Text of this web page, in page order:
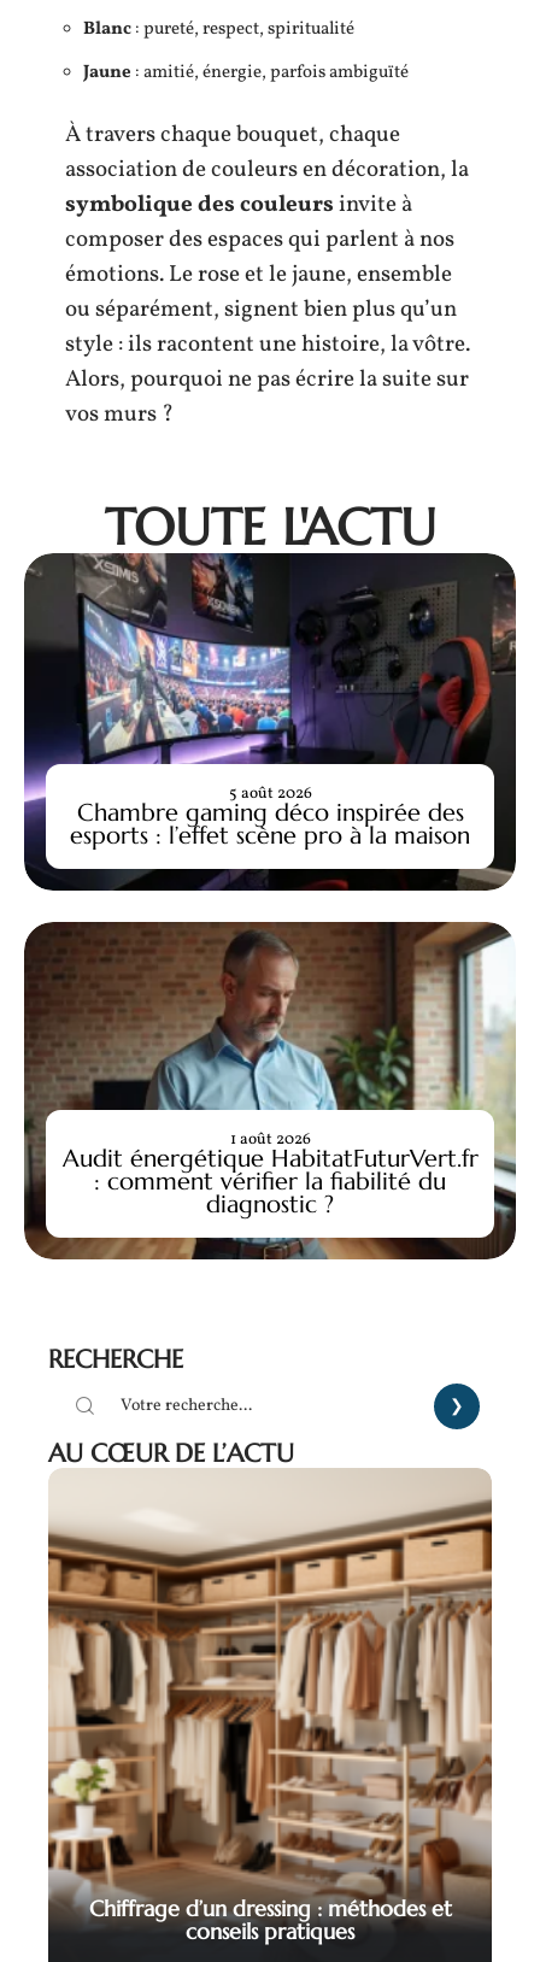
Blanc: pureté, respect, spiritualité
Jaune : amitié, énergie, parfois ambiguïté
À travers chaque bouquet, chaque
association de couleurs en décoration, la
symbolique des couleursinvite à
composer des espaces qui parlent à nos
émotions. Le rose et le jaune, ensemble
ou séparément, signent bien plus qu’un
style : ils racontent une histoire, la vôtre.
Alors, pourquoi ne pas écrire la suite sur
vos murs ?
TOUTE L'ACTU
Chambre gaming déco inspirée des
esports : l’effet scène pro à la maison
5 août 2026
Audit énergétique HabitatFuturVert.fr
: comment vérifier la fiabilité du
diagnostic ?
1 août 2026
RECHERCHE
AU CŒUR DE L’ACTU
Chiffrage d’un dressing : méthodes et
conseils pratiques